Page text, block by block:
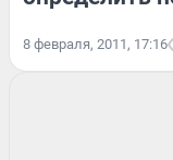
8 февраля, 2011, 17:16